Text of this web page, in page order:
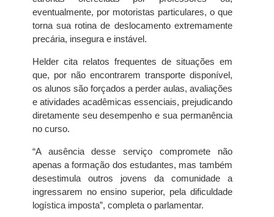
eventualmente, por motoristas particulares, o que
torna sua rotina de deslocamento extremamente
precária, insegura e instável.
Helder cita relatos frequentes de situações em
que, por não encontrarem transporte disponível,
os alunos são forçados a perder aulas, avaliações
e atividades acadêmicas essenciais, prejudicando
diretamente seu desempenho e sua permanência
no curso.
“A ausência desse serviço compromete não
apenas a formação dos estudantes, mas também
desestimula outros jovens da comunidade a
ingressarem no ensino superior, pela dificuldade
logística imposta”, completa o parlamentar.